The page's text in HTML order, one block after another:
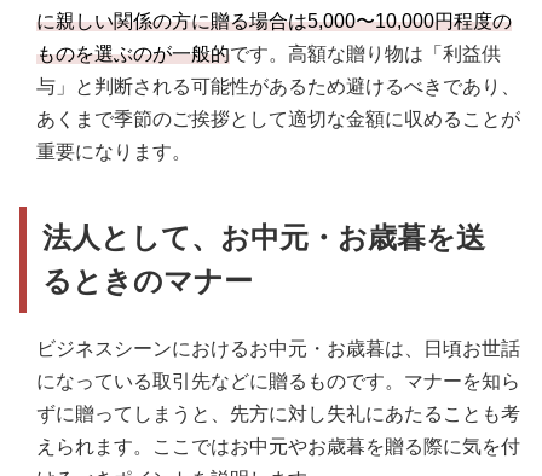
に親しい関係の方に贈る場合は5,000〜10,000円程度の
ものを選ぶのが一般的です。高額な贈り物は「利益供
与」と判断される可能性があるため避けるべきであり、
あくまで季節のご挨拶として適切な金額に収めることが
重要になります。
法人として、お中元・お歳暮を送
るときのマナー
ビジネスシーンにおけるお中元・お歳暮は、日頃お世話
になっている取引先などに贈るものです。マナーを知ら
ずに贈ってしまうと、先方に対し失礼にあたることも考
えられます。ここではお中元やお歳暮を贈る際に気を付